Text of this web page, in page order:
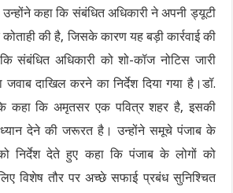
उन्होंने कहा कि संबंधित अधिकारी ने अपनी ड्यूटी
की है, जिसके कारण यह बड़ी कार्रवाई की
संबंधित अधिकारी को शो-कॉज नोटिस जारी
दाखिल करने का निर्देश दिया गया है।डॉ.
कहा कि अमृतसर एक पवित्र शहर है, इसकी
देने की जरूरत है। उन्होंने समूचे पंजाब के
को निर्देश देते हुए कहा कि पंजाब के लोगों को
विशेष तौर पर अच्छे सफाई प्रबंध सुनिश्चित